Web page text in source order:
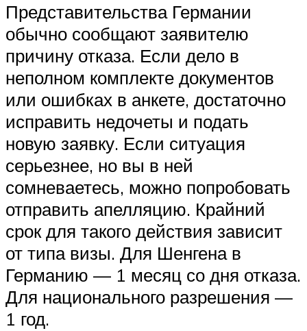
Представительства Германии
обычно сообщают заявителю
причину отказа. Если дело в
неполном комплекте документов
или ошибках в анкете, достаточно
исправить недочеты и подать
новую заявку. Если ситуация
серьезнее, но вы в ней
сомневаетесь, можно попробовать
отправить апелляцию. Крайний
срок для такого действия зависит
от типа визы. Для Шенгена в
Германию — 1 месяц со дня отказа.
Для национального разрешения —
1 год.